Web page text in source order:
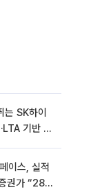
SK하이
기반 펀
이스, 실적
권가 “28년